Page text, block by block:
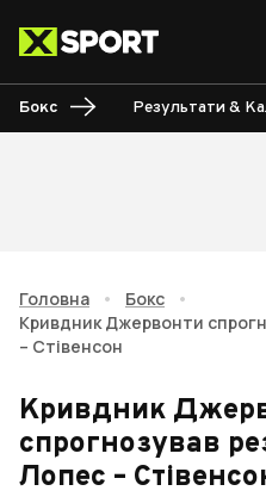
Бокс Результати &
Головна • Бокс
•
Кривдник Джервонти
– Стівенсон
Кривдник
спрогнозував
Лопес –